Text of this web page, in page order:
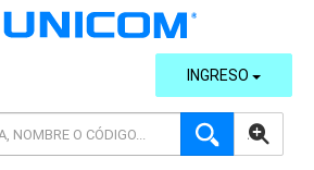
AVANZADA
INGRESO